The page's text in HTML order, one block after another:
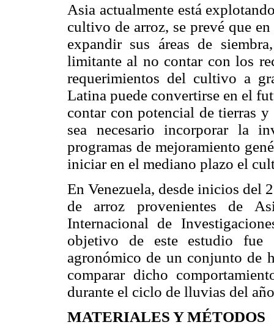
Asia actualmente está
cultivo de arroz, se prevé que
expandir sus áreas de
limitante al no contar con los
requerimientos del cultivo a
Latina puede convertirse en el
contar con potencial de tierras y
sea necesario incorporar la
programas de mejoramiento
iniciar en el mediano plazo el
En Venezuela, desde inicios del
de arroz provenientes de
Internacional de
objetivo de este estudio fue
agronómico de un conjunto de
comparar dicho
durante el ciclo de lluvias del
MATERIALES Y MÉTODOS